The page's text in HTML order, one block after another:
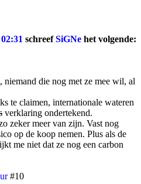
schreefSiGNe het volgende:
die nog met ze mee wil, al
te claimen, internationale wateren
verklaring ondertekend.
zeker meer van zijn. Vast nog
op de koop nemen. Plus als de
me niet dat ze nog een carbon
#10